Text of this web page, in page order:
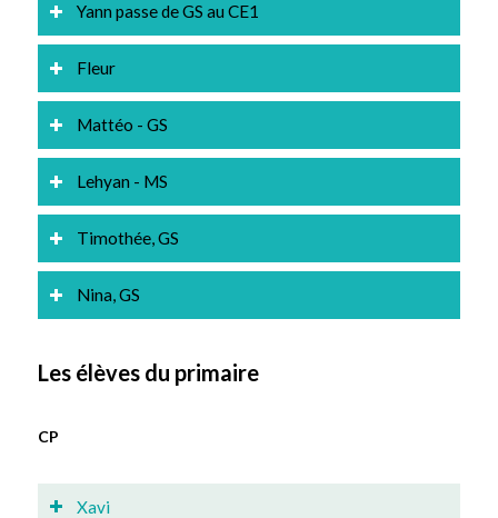
Yann passe de GS au CE1
Fleur
Mattéo - GS
Lehyan - MS
Timothée, GS
Nina, GS
Les élèves du primaire
CP
Xavi